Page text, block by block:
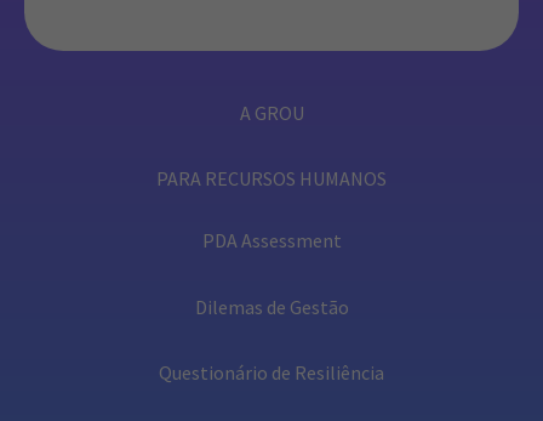
A GROU
PARA RECURSOS HUMANOS
PDA Assessment
Dilemas de Gestão
Questionário de Resiliência